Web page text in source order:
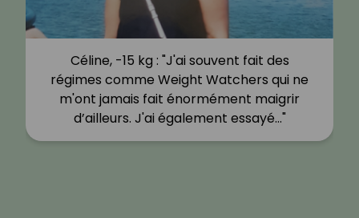
Céline, -15 kg : "J'ai souvent fait des
régimes comme Weight Watchers qui ne
m'ont jamais fait énormément maigrir
d’ailleurs. J'ai également essayé…"